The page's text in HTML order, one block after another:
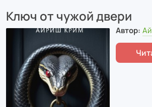
Ключ от чужой двери
Автор: